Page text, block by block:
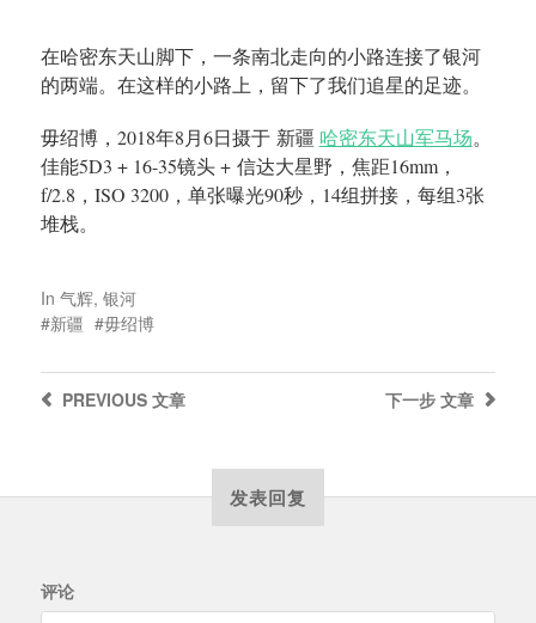
在哈密东天山脚下，一条南北走向的小路连接了银河
的两端。在这样的小路上，留下了我们追星的足迹。
毋绍博，2018年8月6日摄于 新疆 哈密东天山军马场。
佳能5D3 + 16-35镜头 + 信达大星野，焦距16mm，
f/2.8，ISO 3200，单张曝光90秒，14组拼接，每组3张
堆栈。
In 气辉, 银河
新疆
毋绍博
下一步 文章
PREVIOUS文章
发表回复
评论